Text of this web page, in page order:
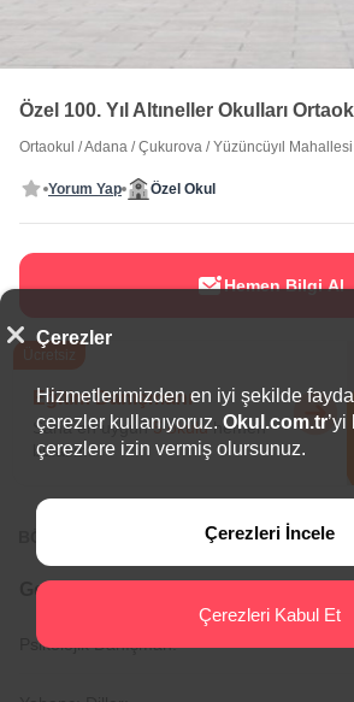
Özel 100. Yıl Altıneller Okulları
Ortaokul /Adana /Çukurova /Yüzüncüyıl Mahallesi
Yorum Yap Özel Okul
Hemen Bilgi Al
Eğitim Danışmanı
Sana en uygun5 okuluhemen
bulalım.
BÖLGEDE ÖNE ÇIKAN OKULLAR
Genel Bilgiler
Psikolojik Danışman:
Çerezler
Hizmetlerimizden en iyi şekilde
çerezler kullanıyoruz. Okul.com.tr
çerezlere izin vermiş olursunuz.
Çerezleri İncele
Çerezleri Kabul Et